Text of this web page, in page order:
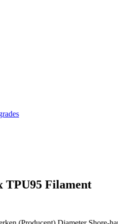
TPU95 Filament